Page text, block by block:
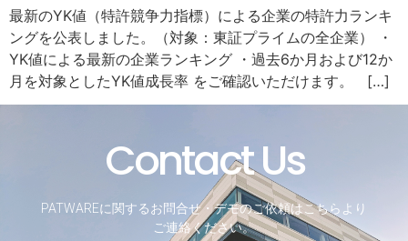
最新のYK値（特許競争力指標）による企業の特許力ランキ
ングを公表しました。（対象：東証プライムの全企業） ・
YK値による最新の企業ランキング ・過去6か月および12か
月を対象としたYK値成長率 をご確認いただけます。 […]
Contact Us
PATWAREに関するお問合せ・デモのご依頼はこちらより
ご連絡ください。